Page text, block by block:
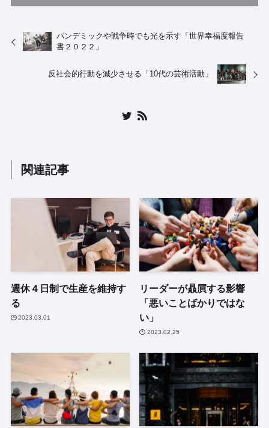
パンデミックや戦争時でも光を示す「世界幸福度報告
書２０２２」
反社会的行動を減少させる「10代の芸術活動」
関連記事
週休４日制で生産を維持す
る
2023.03.01
リーダーが贔屓する影響
「悪いことばかりではな
い」
2023.02.25